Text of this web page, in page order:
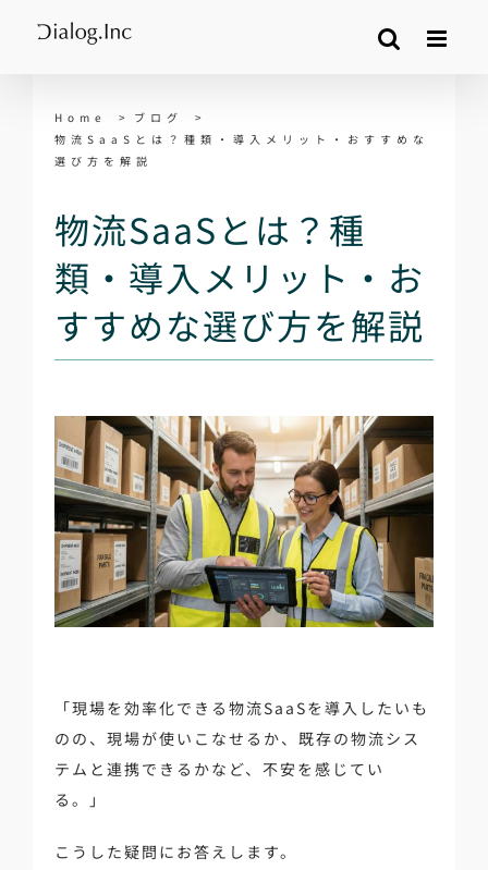
Home
ブログ
物流SaaSとは？種類・導入メリット・おすすめな
選び方を解説
物流SaaSとは？種
類・導入メリット・お
すすめな選び方を解説
「現場を効率化できる物流SaaSを導入したいも
のの、現場が使いこなせるか、既存の物流シス
テムと連携できるかなど、不安を感じてい
る。」
こうした疑問にお答えします。